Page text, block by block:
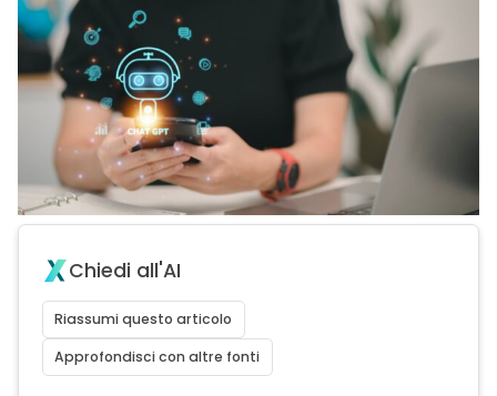
Chiedi all'AI
Riassumi questo articolo
Approfondisci con altre fonti